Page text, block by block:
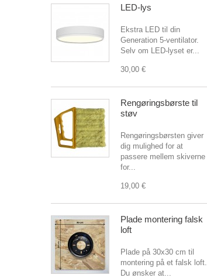
LED-lys
Ekstra LED til din
Generation 5-ventilator.
Selv om LED-lyset er...
30,00 €
Rengøringsbørste til
støv
Rengøringsbørsten giver
dig mulighed for at
passere mellem skiverne
for...
19,00 €
Plade montering falsk
loft
Plade på 30x30 cm til
montering på et falsk loft.
Du ønsker at...